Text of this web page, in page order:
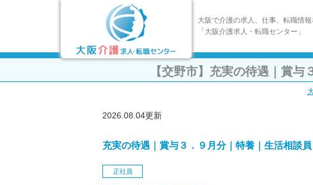
大阪で介護の求人、仕事、転職情報
「大阪介護求人・転職センター」
【交野市】充実の待遇｜賞
2026.08.04更新
充実の待遇｜賞与３．９月分｜特養｜生活相談
正社員